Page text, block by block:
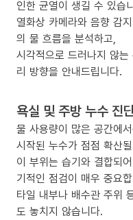
인한 균열이 생길 수 있습
열화상 카메라와 음향 감
의 물 흐름을 분석하고,
시각적으로 드러나지 않
리 방향을 안내드립니다.
욕실 및 주방 누수 진
물 사용량이 많은 공간에
시작된 누수가 점점 확산
이 부위는 습기와 결합되
기적인 점검이 매우 중요
타일 내부나 배수관 주위
도 놓치지 않습니다.